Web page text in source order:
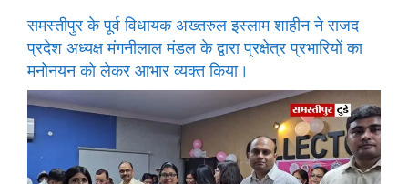
समस्तीपुर के पूर्व विधायक अख्तरुल इस्लाम शाहीन ने राजद
प्रदेश अध्यक्ष मंगनीलाल मंडल के द्वारा प्रक्षेत्र प्रभारियों का
मनोनयन को लेकर आभार व्यक्त किया।